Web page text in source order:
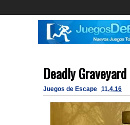
Deadly
Juegos de Escape 11.4.16